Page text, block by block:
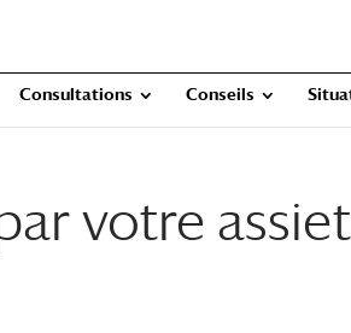
Consultations Conseils
votre